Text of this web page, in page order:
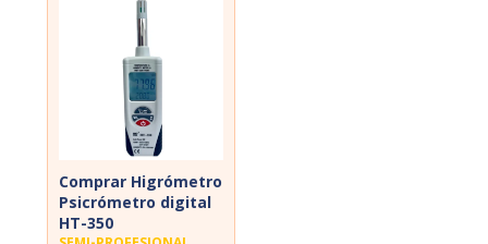
Comprar Higrómetro
Psicrómetro digital
HT-350